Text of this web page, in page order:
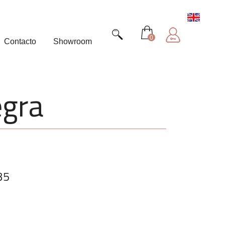
Contacto Showroom 0